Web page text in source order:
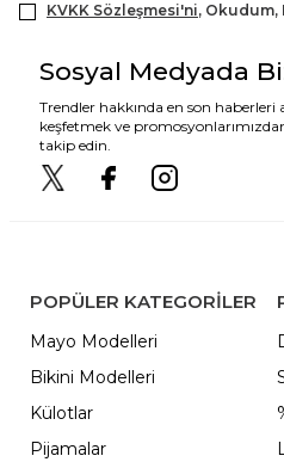
KVKK Sözleşmesi'ni, Okudum,
Sosyal Medyada
Trendler hakkında en son haberleri
keşfetmek ve
takip edin.
POPÜLER KATEGORILER
Mayo Modelleri
Bikini Modelleri
Külotlar
Pijamalar